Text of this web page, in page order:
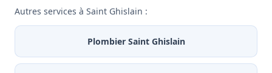
Autres services à Saint Ghislain :
Plombier Saint Ghislain